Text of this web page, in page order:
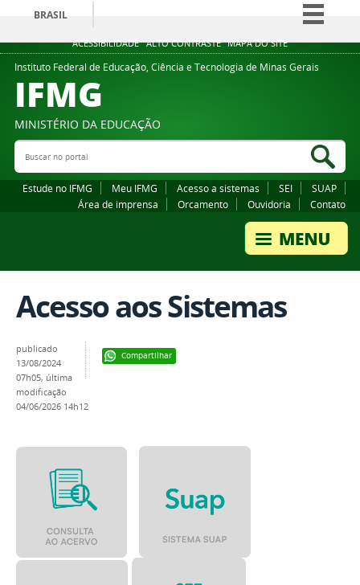
ACESSIBILIDADE ALTO CONTRASTE MAPA DO SITE
BRASIL
Simplifique!
Comunica BR
Legislação
Instituto Federal de Educação, Ciência e Tecnologia de Minas Gerais
IFMG
MINISTÉRIO DA EDUCAÇÃO
Buscar no portal
Estude no IFMG Meu IFMG Acesso a sistemas SEI
SUAP
Área de imprensa
Orcamento Ouvidoria Contato
Acesso aos Sistemas
Compartilhar
publicado
13/08/2024
07h05, última
modificação
04/06/2026 14h12